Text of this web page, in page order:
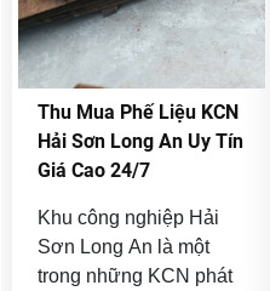
logistics. Song song với
hoạt động sản xuất liên
tục là lượng
phế liệu
công nghiệp phát sinh
mỗi ngày như sắt thép,
đồng, nhôm, inox, máy
móc cũ, thiết bị thanh lý.
Thu Mua Phế Liệu KCN
Hải Sơn Long An Uy Tín
Giá Cao 24/7
Khu công nghiệp Hải
Sơn Long An là một
trong những KCN phát